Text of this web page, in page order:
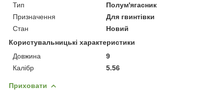
Тип
Полум'ягасник
Призначення
Для гвинтівки
Стан
Новий
Користувальницькі характеристики
Довжина
9
Калібр
5.56
Приховати